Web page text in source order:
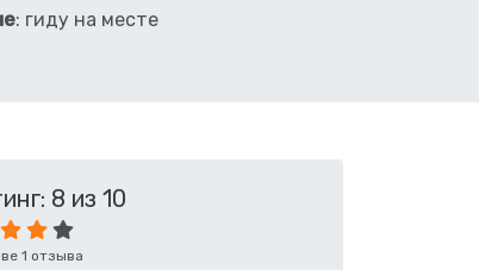
: гиду на месте
8 из 10
1 отзыва